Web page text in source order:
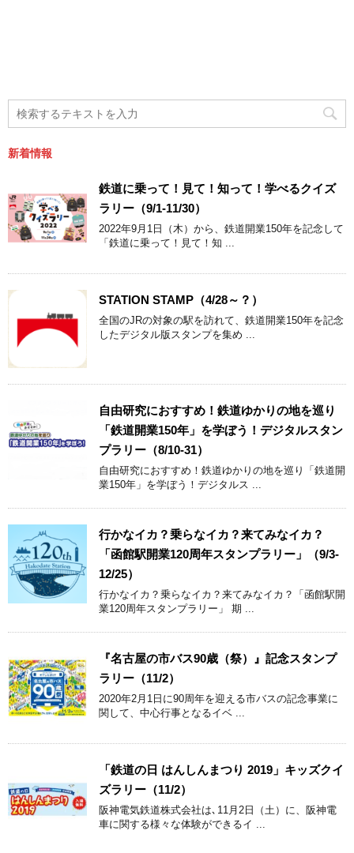
新着情報
鉄道に乗って！見て！知って！学べるクイズ
ラリー（9/1-11/30）
2022年9月1日（木）から、鉄道開業150年を記念して
「鉄道に乗って！見て！知 ...
STATION STAMP（4/28～？）
全国のJRの対象の駅を訪れて、鉄道開業150年を記念
したデジタル版スタンプを集め ...
自由研究におすすめ！鉄道ゆかりの地を巡り
「鉄道開業150年」を学ぼう！デジタルスタン
プラリー（8/10-31）
自由研究におすすめ！鉄道ゆかりの地を巡り「鉄道開
業150年」を学ぼう！デジタルス ...
行かなイカ？乗らなイカ？来てみなイカ？
「函館駅開業120周年スタンプラリー」（9/3-
12/25）
行かなイカ？乗らなイカ？来てみなイカ？「函館駅開
業120周年スタンプラリー」 期 ...
『名古屋の市バス90歳（祭）』記念スタンプ
ラリー（11/2）
2020年2月1日に90周年を迎える市バスの記念事業に
関して、中心行事となるイベ ...
「鉄道の日 はんしんまつり 2019」キッズクイ
ズラリー（11/2）
阪神電気鉄道株式会社は､11月2日（土）に、阪神電
車に関する様々な体験ができるイ ...